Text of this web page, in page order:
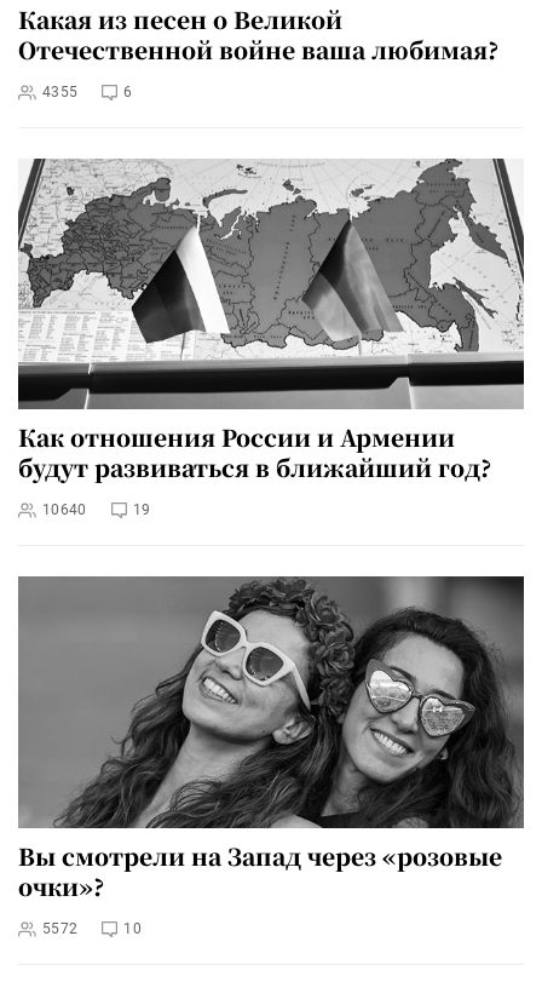
Какая из песен о Великой
Отечественной войне ваша любимая?
4355 6
Как отношения России и Армении
будут развиваться в ближайший год?
10640 19
Вы смотрели на Запад через «розовые
очки»?
5572 10